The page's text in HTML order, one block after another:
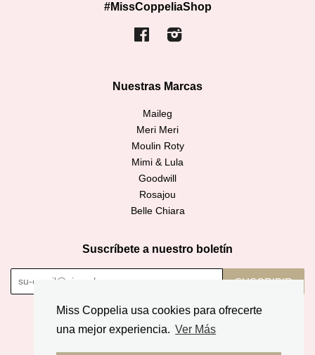
Miss Coppelia usa cookies para ofrecerte
una mejor experiencia. Ver Más
#MissCoppeliaShop
FacebookInstagram
Nuestras Marcas
Maileg
Meri Meri
Moulin Roty
Mimi & Lula
Goodwill
Rosajou
Belle Chiara
Suscríbete a nuestro boletín
SUSCRIBIR
Copyright © 2026, Miss Coppelia